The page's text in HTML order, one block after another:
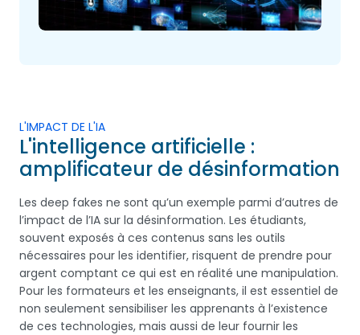
L'IMPACT DE L'IA
L'intelligence artificielle :
amplificateur de désinformation
Les deep fakes ne sont qu’un exemple parmi d’autres de
l’impact de l’IA sur la désinformation. Les étudiants,
souvent exposés à ces contenus sans les outils
nécessaires pour les identifier, risquent de prendre pour
argent comptant ce qui est en réalité une manipulation.
Pour les formateurs et les enseignants, il est essentiel de
non seulement sensibiliser les apprenants à l’existence
de ces technologies, mais aussi de leur fournir les